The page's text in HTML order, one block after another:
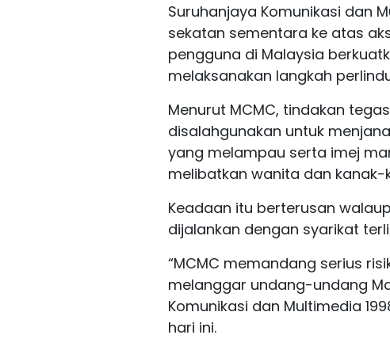
Suruhanjaya Komunikasi dan
sekatan sementara ke atas
pengguna di Malaysia
melaksanakan langkah
Menurut MCMC, tindakan
disalahgunakan untuk
yang melampau serta imej
melibatkan wanita dan kanak-
Keadaan itu berterusan
dijalankan dengan syarikat
“MCMC memandang serius
melanggar undang-undang
Komunikasi dan Multimedia
hari ini.